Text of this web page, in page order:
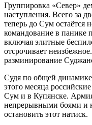
Группировка «Север»
наступления. Всего за
теперь до Сум остаётся
командование в панике
включая элитные
отсрочивает
разминирование
Судя по общей
этого месяца
Сум и в Купянске.
непрерывными боями и
остановить этот натиск.